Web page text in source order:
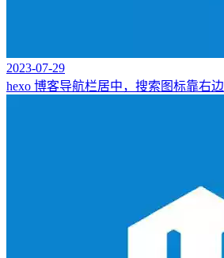
2023-07-29
hexo 博客导航栏居中，搜索图标靠右边